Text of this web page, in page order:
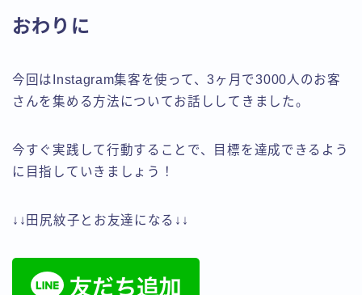
おわりに
今回はInstagram集客を使って、3ヶ月で3000人のお客
さんを集める方法についてお話ししてきました。
今すぐ実践して行動することで、目標を達成できるよう
に目指していきましょう！
↓↓田尻紋子とお友達になる↓↓